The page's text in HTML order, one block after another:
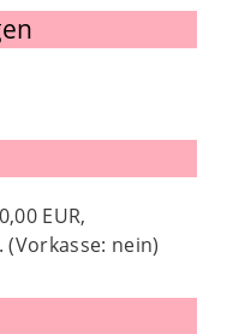
EUR,
(Vorkasse: nein)